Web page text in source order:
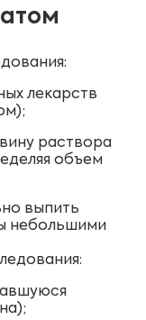
лекарств
раствора
объем
выпить
небольшими